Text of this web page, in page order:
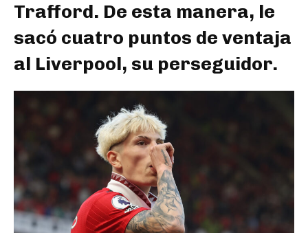
Trafford. De esta manera, le
sacó cuatro puntos de ventaja
al Liverpool, su perseguidor.